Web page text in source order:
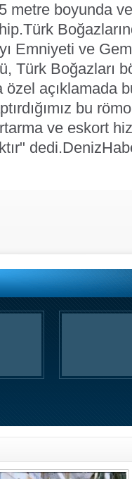
metre boyunda
Türk
Emniyeti ve
Türk Boğazları
özel açıklamada
bu
ve eskort
dedi.